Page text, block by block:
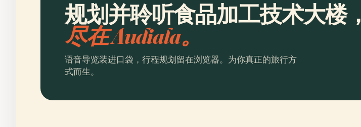
规划并聆听食品加工技术大楼，
尽在 Audiala。
语音导览装进口袋，行程规划留在浏览器。为你真正的旅行方
式而生。